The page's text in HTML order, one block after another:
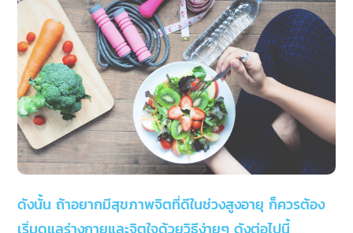
ดังนั้น ถ้าอยากมีสุขภาพจิตที่ดีในช่วงสูงอายุ ก็ควรต้อง